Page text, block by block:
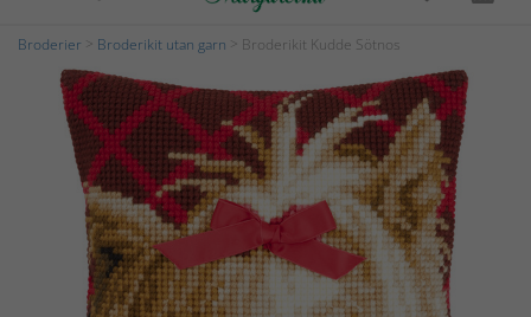
Broderier Broderikit utan garn > Broderikit Kudde Sötnos